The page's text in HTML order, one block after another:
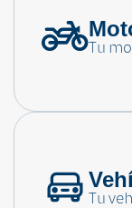
Tu
Tu